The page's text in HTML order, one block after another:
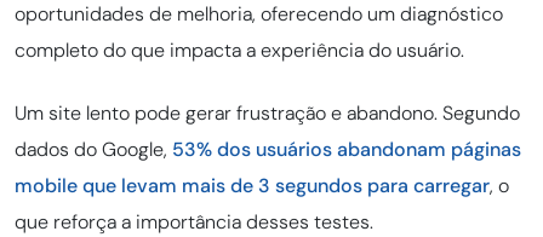
oportunidades de melhoria, oferecendo um diagnóstico
completo do que impacta a experiência do usuário.
Um site lento pode gerar frustração e abandono. Segundo
dados do Google, 53% dos usuários abandonam páginas
mobile que levam mais de 3 segundos para carregar, o
que reforça a importância desses testes.